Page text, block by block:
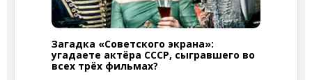
Загадка «Советского экрана»:
угадаете актёра СССР, сыгравшего во
всех трёх фильмах?